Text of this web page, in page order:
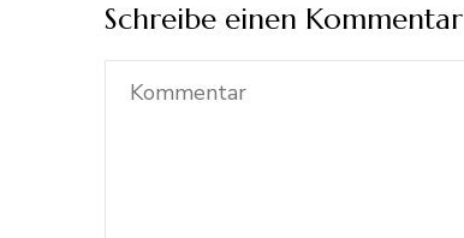
Schreibe einen Kommentar